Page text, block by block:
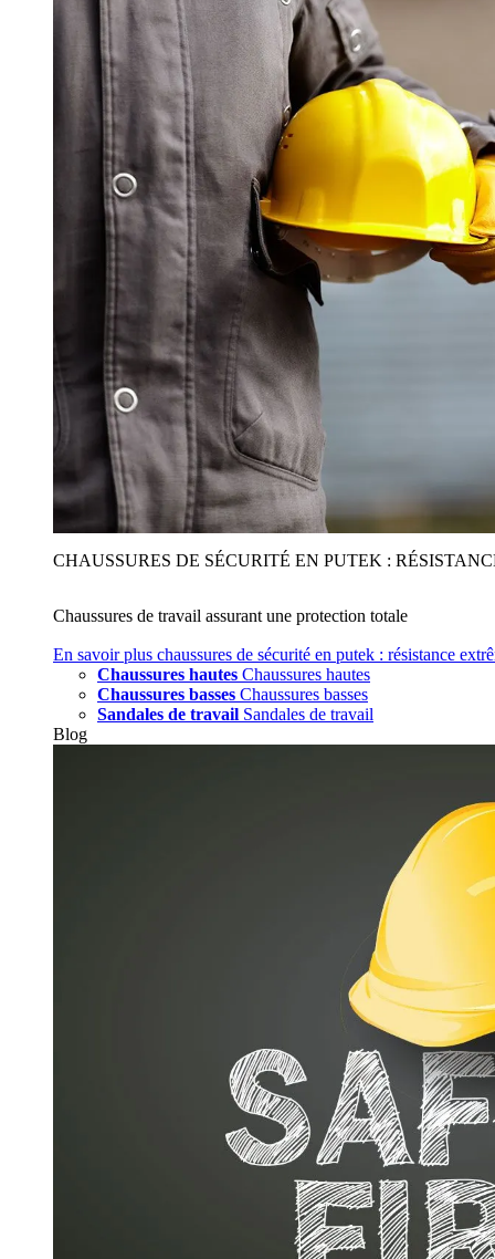
CHAUSSURES DE SÉCURITÉ EN PUTEK :
Chaussures de travail assurant une protection totale
En savoir plus chaussures de sécurité en putek : résistance
Chaussures hautes Chaussures hautes
Chaussures basses Chaussures basses
Sandales de travail Sandales de travail
Blog